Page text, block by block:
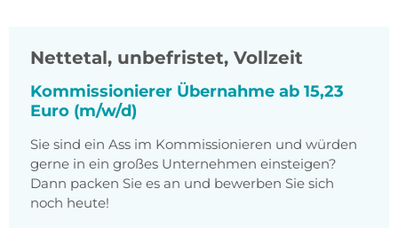
Nettetal, unbefristet, Vollzeit
Kommissionierer Übernahme ab 15,23
Euro (m/w/d)
Sie sind ein Ass im Kommissionieren und würden
gerne in ein großes Unternehmen einsteigen?
Dann packen Sie es an und bewerben Sie sich
noch heute!